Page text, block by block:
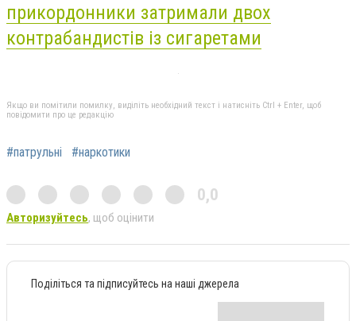
прикордонники затримали двох
контрабандистів із сигаретами
Якщо ви помітили помилку, виділіть необхідний текст і натисніть Ctrl + Enter, щоб
повідомити про це редакцію
#патрульні #наркотики
0,0
Авторизуйтесь, щоб оцінити
Поділіться та підписуйтесь на наші джерела